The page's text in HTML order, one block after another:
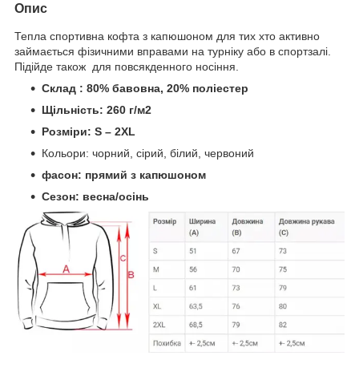
Опис
Тепла спортивна кофта з капюшоном для тих хто активно
займається фізичними вправами на турніку або в спортзалі.
Підійде також для повсякденного носіння.
Склад : 80% бавовна, 20% поліестер
Щільність: 260 г/м2
Розміри: S – 2XL
Кольори: чорний, сірий, білий, червоний
фасон: прямий з капюшоном
Сезон: весна/осінь